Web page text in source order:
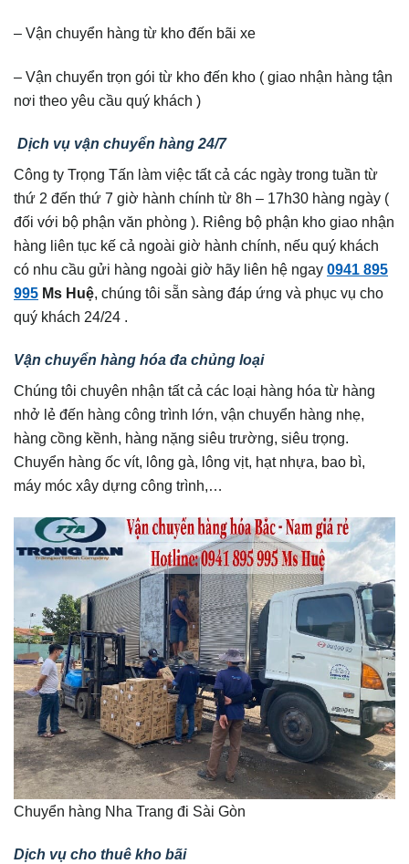
– Vận chuyển hàng từ kho đến bãi xe
– Vận chuyển trọn gói từ kho đến kho ( giao nhận hàng tận
nơi theo yêu cầu quý khách )
Dịch vụ vận chuyển hàng 24/7
Công ty Trọng Tấn làm việc tất cả các ngày trong tuần từ
thứ 2 đến thứ 7 giờ hành chính từ 8h – 17h30 hàng ngày (
đối với bộ phận văn phòng ). Riêng bộ phận kho giao nhận
hàng liên tục kế cả ngoài giờ hành chính, nếu quý khách
có nhu cầu gửi hàng ngoài giờ hãy liên hệ ngay 0941 895
995 Ms Huệ, chúng tôi sẵn sàng đáp ứng và phục vụ cho
quý khách 24/24 .
Vận chuyển hàng hóa đa chủng loại
Chúng tôi chuyên nhận tất cả các loại hàng hóa từ hàng
nhở lẻ đến hàng công trình lớn, vận chuyển hàng nhẹ,
hàng cồng kềnh, hàng nặng siêu trường, siêu trọng.
Chuyển hàng ốc vít, lông gà, lông vịt, hạt nhựa, bao bì,
máy móc xây dựng công trình,…
Chuyển hàng Nha Trang đi Sài Gòn
Dịch vụ cho thuê kho bãi